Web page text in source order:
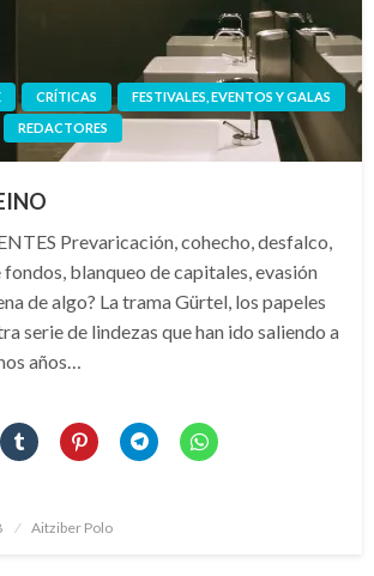
CRÍTICAS
FESTIVALES, EVENTOS Y GALAS
REDACTORES
Prevaricación, cohecho, desfalco,
blanqueo de capitales, evasión
de algo? La trama Gürtel, los papeles
serie de lindezas que han ido saliendo a
años…
Aitziber Polo